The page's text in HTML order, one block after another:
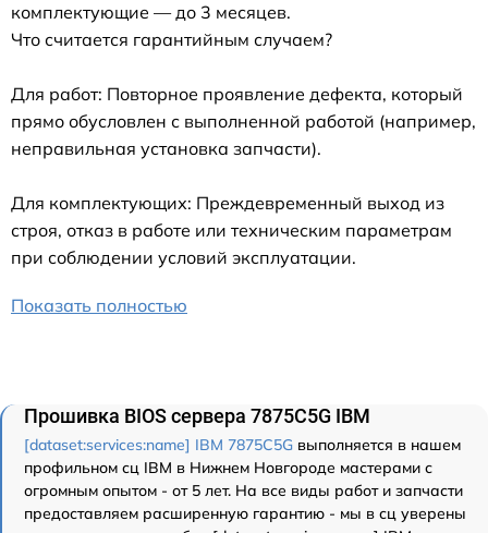
комплектующие — до 3 месяцев.
Что считается гарантийным случаем?
Для работ: Повторное проявление дефекта, который
прямо обусловлен с выполненной работой (например,
неправильная установка запчасти).
Для комплектующих: Преждевременный выход из
строя, отказ в работе или техническим параметрам
при соблюдении условий эксплуатации.
Показать полностью
Прошивка BIOS сервера 7875C5G IBM
[dataset:services:name] IBM 7875C5G выполняется в нашем
профильном сц IBM в Нижнем Новгороде мастерами с
огромным опытом - от 5 лет. На все виды работ и запчасти
предоставляем расширенную гарантию - мы в сц уверены